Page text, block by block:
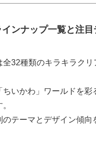
ンナップ一覧と注目
全32種類のキラキラクリ
ちいかわ」ワールドを彩
のテーマとデザイン傾向